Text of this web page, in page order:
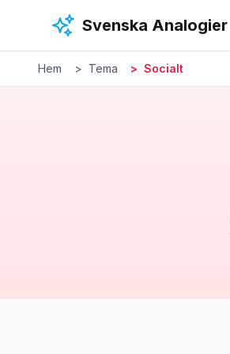
Svenska Analogier
Hem Tema Socialt